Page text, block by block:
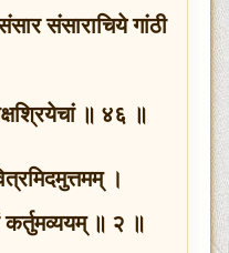
संसाराचिये गांठी
॥ ४६ ॥
।
कर्तुमव्ययम् ॥ २ ॥